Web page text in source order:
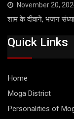
November 20,
शाम के दीवाने, भजन
Quick Links
Home
Moga District
Personalities of